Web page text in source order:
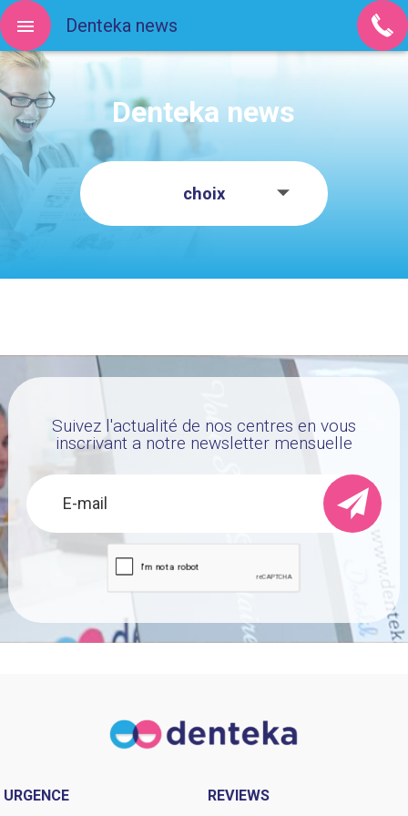
Denteka news
choix
Suivez l'actualité de nos centres en vous
inscrivant a notre newsletter mensuelle
URGENCE REVIEWS
Denteka news